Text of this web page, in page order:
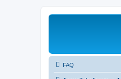
FAQ